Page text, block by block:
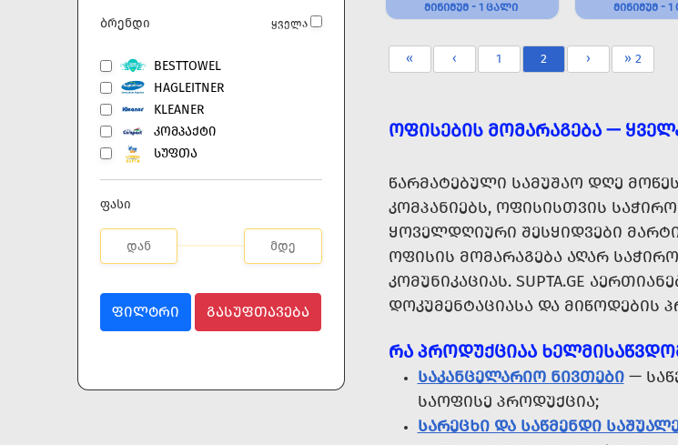
ბრენდი ყველა
BESTTOWEL
HAGLEITNER
KLEANER
ᲙᲝᲛᲞᲐᲥᲢᲘ
ᲡᲣᲤᲗᲐ
ფასი
ᲤᲘᲚᲢᲠᲘ ᲒᲐᲡᲣᲤᲗᲐᲕᲔᲑᲐ
ᲛᲘᲜᲘᲛᲣᲛ - 1 ᲪᲐᲚᲘ ᲛᲘᲜᲘᲛᲣᲛ -
« ‹ 1 2 › » 2
ᲝᲤᲘᲡᲔᲑᲘᲡ ᲛᲝᲛᲐᲠᲐᲒᲔᲑᲐ —
ᲬᲐᲠᲛᲐᲢᲔᲑᲣᲚᲘ ᲡᲐᲛᲣᲨᲐᲝ ᲓᲦᲔ
ᲙᲝᲛᲞᲐᲜᲘᲔᲑᲡ, ᲝᲤᲘᲡᲘᲡᲗᲕᲘᲡ
ᲧᲝᲕᲔᲚᲓᲦᲘᲣᲠᲘ ᲨᲔᲡᲧᲘᲓᲕᲔᲑᲘ
ᲝᲤᲘᲡᲘᲡ ᲛᲝᲛᲐᲠᲐᲒᲔᲑᲐ ᲐᲦᲐᲠ
ᲙᲝᲛᲣᲜᲘᲙᲐᲪᲘᲐᲡ. SUPTA.GE
ᲓᲝᲙᲣᲛᲔᲜᲢᲐᲪᲘᲐᲡᲐ ᲓᲐ ᲛᲘᲬᲝᲓᲔᲑᲘᲡ
ᲠᲐ ᲞᲠᲝᲓᲣᲥᲪᲘᲐᲐ
ᲡᲐᲙᲐᲜᲪᲔᲚᲐᲠᲘᲝ ᲜᲘᲕᲗᲔᲑᲘ—
ᲡᲐᲝᲤᲘᲡᲔ ᲞᲠᲝᲓᲣᲥᲪᲘᲐ;
ᲡᲐᲠᲔᲪᲮᲘ ᲓᲐ ᲡᲐᲬᲛᲔᲜᲓᲘ